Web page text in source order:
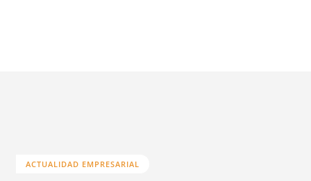
ACTUALIDAD EMPRESARIAL